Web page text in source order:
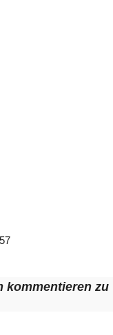
kommentieren zu